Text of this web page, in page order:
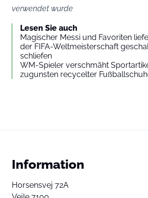
verwendet wurde
Lesen Sie auch
Magischer Messi und Favoriten
der FIFA-Weltmeisterschaft
schliefen
WM-Spieler verschmäht
zugunsten recycelter
Information
Horsensvej 72A